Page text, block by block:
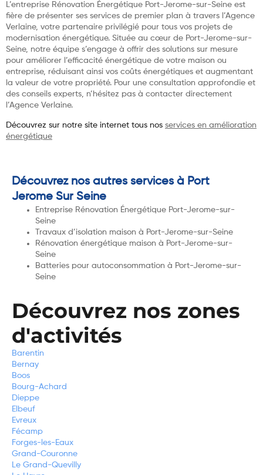
L’entreprise Rénovation Énergétique Port-Jerome-sur-Seine est
fière de présenter ses services de premier plan à travers l’Agence
Verlaine, votre partenaire privilégié pour tous vos projets de
modernisation énergétique. Située au cœur de Port-Jerome-sur-
Seine, notre équipe s’engage à offrir des solutions sur mesure
pour améliorer l’efficacité énergétique de votre maison ou
entreprise, réduisant ainsi vos coûts énergétiques et augmentant
la valeur de votre propriété. Pour une consultation approfondie et
des conseils experts, n’hésitez pas à contacter directement
l’Agence Verlaine.
Découvrez sur notre site internet tous nos services en amélioration
énergétique
Découvrez nos autres services à Port
Jerome Sur Seine
Entreprise Rénovation Énergétique Port-Jerome-sur-
Seine
Travaux d’isolation maison à Port-Jerome-sur-Seine
Rénovation énergétique maison à Port-Jerome-sur-
Seine
Batteries pour autoconsommation à Port-Jerome-sur-
Seine
Découvrez nos zones
d'activités
Barentin
Bernay
Boos
Bourg-Achard
Dieppe
Elbeuf
Evreux
Fécamp
Forges-les-Eaux
Grand-Couronne
Le Grand-Quevilly